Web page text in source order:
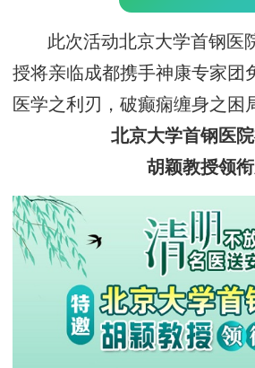
此次活动北京大学首钢医
授将亲临成都携手神康专家团
医学之利刃，破癫痫缠身之困
北京大学首钢医
胡颖教授领